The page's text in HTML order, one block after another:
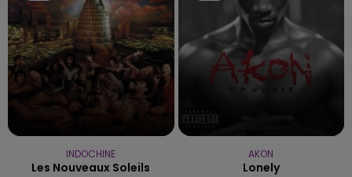
INDOCHINE
Les Nouveaux Soleils
AKON
Lonely